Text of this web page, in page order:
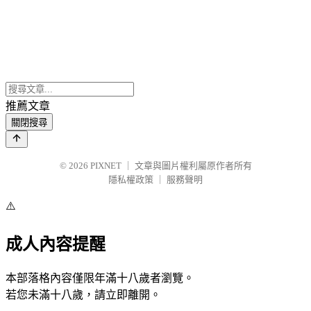
推薦文章
關閉搜尋
© 2026 PIXNET
文章與圖片權利屬原作者所有
隱私權政策
服務聲明
⚠️
成人內容提醒
本部落格內容僅限年滿十八歲者瀏覽。
若您未滿十八歲，請立即離開。